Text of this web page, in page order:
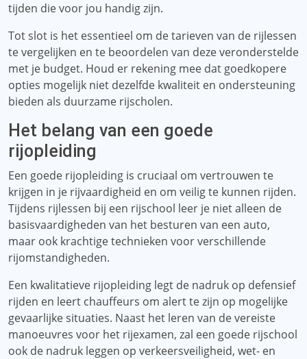
tijden die voor jou handig zijn.
Tot slot is het essentieel om de tarieven van de rijlessen
te vergelijken en te beoordelen van deze veronderstelde
met je budget. Houd er rekening mee dat goedkopere
opties mogelijk niet dezelfde kwaliteit en ondersteuning
bieden als duurzame rijscholen.
Het belang van een goede
rijopleiding
Een goede rijopleiding is cruciaal om vertrouwen te
krijgen in je rijvaardigheid en om veilig te kunnen rijden.
Tijdens rijlessen bij een rijschool leer je niet alleen de
basisvaardigheden van het besturen van een auto,
maar ook krachtige technieken voor verschillende
rijomstandigheden.
Een kwalitatieve rijopleiding legt de nadruk op defensief
rijden en leert chauffeurs om alert te zijn op mogelijke
gevaarlijke situaties. Naast het leren van de vereiste
manoeuvres voor het rijexamen, zal een goede rijschool
ook de nadruk leggen op verkeersveiligheid, wet- en